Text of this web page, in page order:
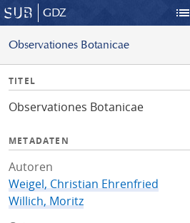
GDZ list
Observationes Botanicae
I
f
TITEL
Observationes Botanicae
METADATEN
Autoren
Weigel, Christian Ehrenfried
Willich, Moritz